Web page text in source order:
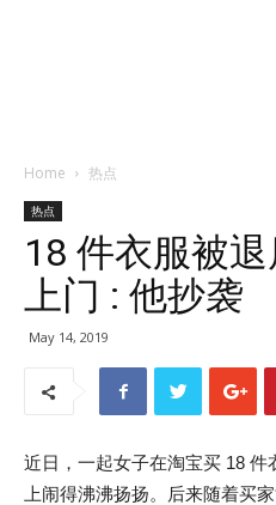
Home 热点
热点
18 件衣服被
上门 : 他抄袭
May 14, 2019
近日，一起女子在淘宝买 18
上闹得沸沸扬扬。后来随着买